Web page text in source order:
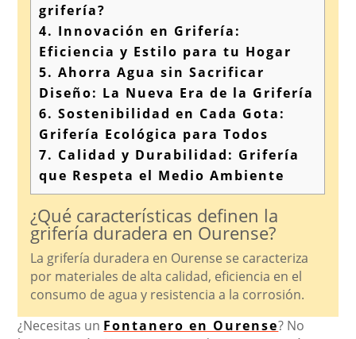
grifería?
4. Innovación en Grifería:
Eficiencia y Estilo para tu Hogar
5. Ahorra Agua sin Sacrificar
Diseño: La Nueva Era de la Grifería
6. Sostenibilidad en Cada Gota:
Grifería Ecológica para Todos
7. Calidad y Durabilidad: Grifería
que Respeta el Medio Ambiente
¿Qué características definen la
grifería duradera en Ourense?
La grifería duradera en Ourense se caracteriza
por materiales de alta calidad, eficiencia en el
consumo de agua y resistencia a la corrosión.
¿Necesitas un Fontanero en Ourense? No